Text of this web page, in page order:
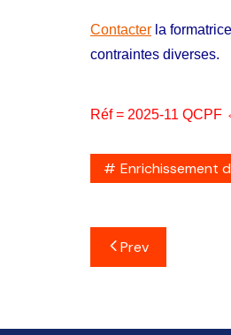
Contacter la
contraintes diverses.
Réf = 2025-11 QCPF
Enrichissement
Navigation
de
Prev